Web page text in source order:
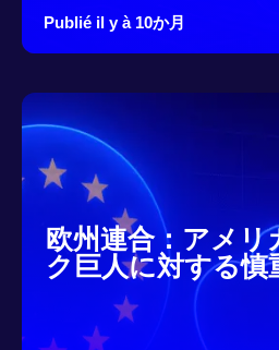
Publié il y à 10か月
欧州連合：アメ
ク巨人に対する慎